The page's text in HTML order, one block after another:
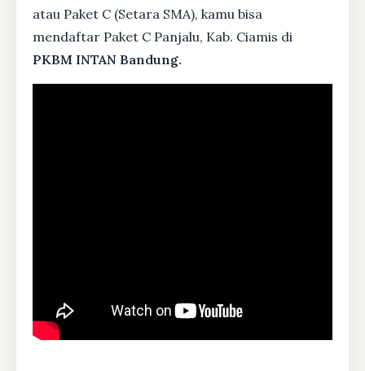
atau Paket C (Setara SMA), kamu bisa
mendaftar Paket C Panjalu, Kab. Ciamis di
PKBM INTAN Bandung.